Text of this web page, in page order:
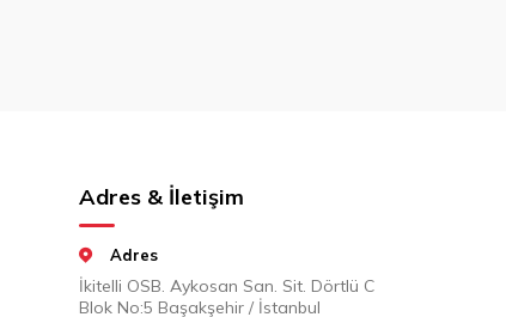
Adres & İletişim
Adres
İkitelli OSB. Aykosan San. Sit. Dörtlü C
Blok No:5 Başakşehir / İstanbul